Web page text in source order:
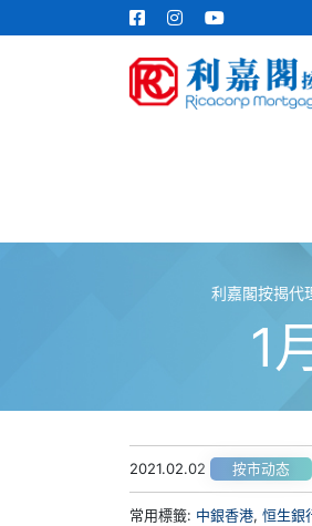
利嘉閣按揭
1
2021.02.02 按市动态
常用標籤: 中銀香港, 恒生銀